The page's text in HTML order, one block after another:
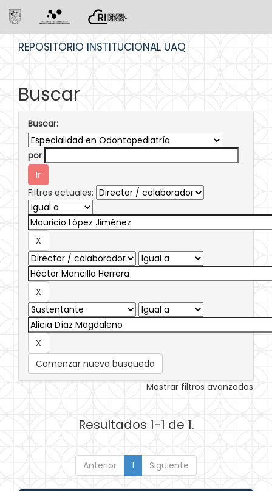
REPOSITORIO INSTITUCIONAL UAQ
Buscar
Buscar:
por
Filtros actuales:
Comenzar nueva busqueda
Mostrar filtros avanzados
Resultados 1-1 de 1.
Anterior 1 Siguiente